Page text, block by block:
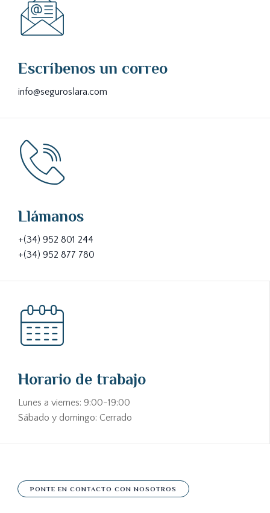
Escríbenos un correo
info@seguroslara.com
Llámanos
+(34) 952 801 244
+(34) 952 877 780
Horario de trabajo
Lunes a viernes: 9:00-19:00
Sábado y domingo: Cerrado
PONTE EN CONTACTO CON NOSOTROS